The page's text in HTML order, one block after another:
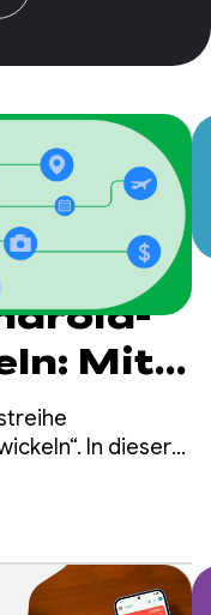
Mit
das
In dieser
Android-
und
Im
wie Sie
und hybride